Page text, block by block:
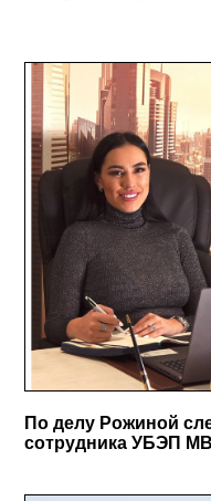
По делу Рожиной
сотрудника УБЭП